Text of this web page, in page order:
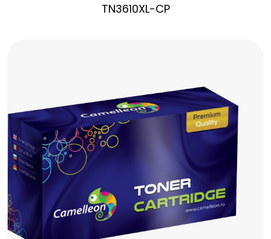
TN3610XL-CP